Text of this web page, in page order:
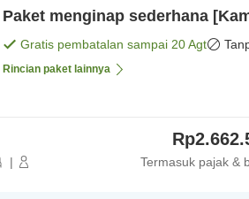
Paket menginap sederhana
Gratis pembatalan sampai 20 Agt
Rincian paket lainnya
| Termasuk pajak &